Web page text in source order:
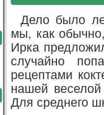
Дело было
мы, как
Ирка
случайно
рецептами
нашей
Для среднего